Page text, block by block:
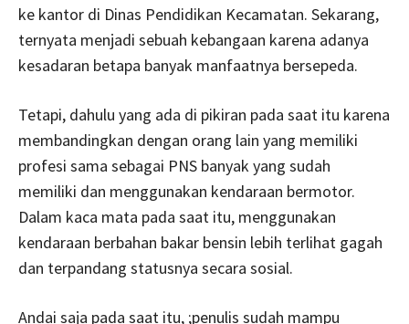
ke kantor di Dinas Pendidikan Kecamatan. Sekarang,
ternyata menjadi sebuah kebangaan karena adanya
kesadaran betapa banyak manfaatnya bersepeda.
Tetapi, dahulu yang ada di pikiran pada saat itu karena
membandingkan dengan orang lain yang memiliki
profesi sama sebagai PNS banyak yang sudah
memiliki dan menggunakan kendaraan bermotor.
Dalam kaca mata pada saat itu, menggunakan
kendaraan berbahan bakar bensin lebih terlihat gagah
dan terpandang statusnya secara sosial.
Andai saja pada saat itu, ;penulis sudah mampu